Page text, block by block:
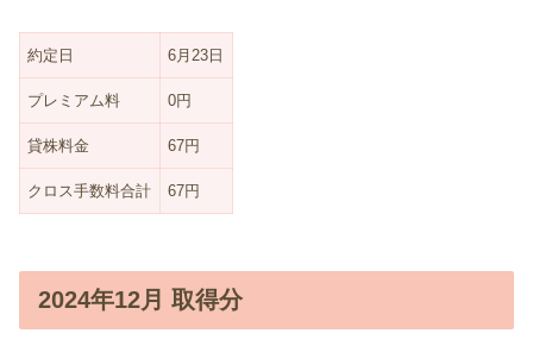
約定日 6月23日
プレミアム料 0円
貸株料金 67円
クロス手数料合計 67円
2024年12月 取得分